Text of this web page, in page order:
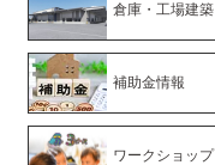
倉庫・工場建築
補助金情報
ワークショップ